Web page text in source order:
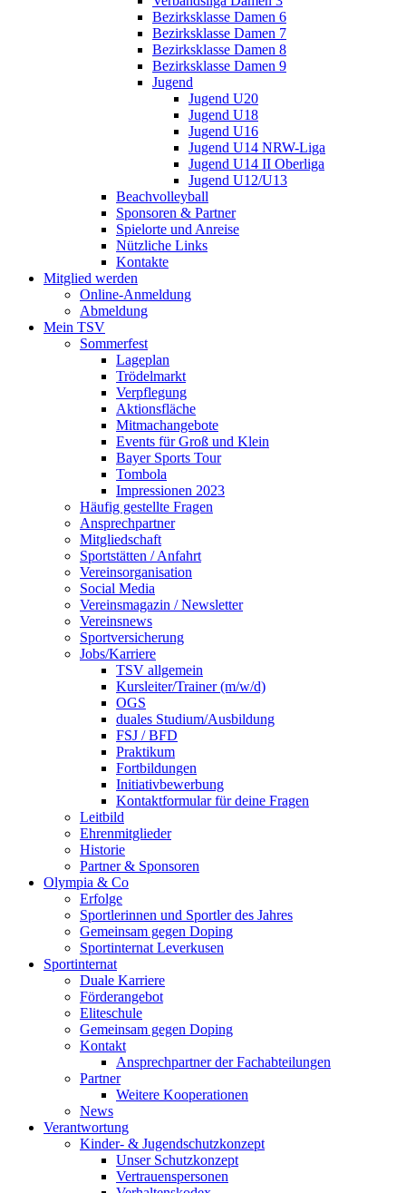
Bezirksklasse Damen 6
Bezirksklasse Damen 7
Bezirksklasse Damen 8
Bezirksklasse Damen 9
Jugend
Jugend U20
Jugend U18
Jugend U16
Jugend U14 NRW-Liga
Jugend U14 II Oberliga
Jugend U12/U13
Beachvolleyball
Sponsoren & Partner
Spielorte und Anreise
Nützliche Links
Kontakte
Mitglied werden
Online-Anmeldung
Abmeldung
Mein TSV
Sommerfest
Lageplan
Trödelmarkt
Verpflegung
Aktionsfläche
Mitmachangebote
Events für Groß und Klein
Bayer Sports Tour
Tombola
Impressionen 2023
Häufig gestellte Fragen
Ansprechpartner
Mitgliedschaft
Sportstätten / Anfahrt
Vereinsorganisation
Social Media
Vereinsmagazin / Newsletter
Vereinsnews
Sportversicherung
Jobs/Karriere
TSV allgemein
Kursleiter/Trainer (m/w/d)
OGS
duales Studium/Ausbildung
FSJ / BFD
Praktikum
Fortbildungen
Initiativbewerbung
Kontaktformular für deine Fragen
Leitbild
Ehrenmitglieder
Historie
Partner & Sponsoren
Olympia & Co
Erfolge
Sportlerinnen und Sportler des Jahres
Gemeinsam gegen Doping
Sportinternat Leverkusen
Sportinternat
Duale Karriere
Förderangebot
Eliteschule
Gemeinsam gegen Doping
Kontakt
Ansprechpartner der Fachabteilungen
Partner
Weitere Kooperationen
News
Verantwortung
Kinder- & Jugendschutzkonzept
Unser Schutzkonzept
Vertrauenspersonen